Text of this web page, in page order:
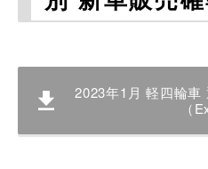
2023年1月 軽四輪車
（